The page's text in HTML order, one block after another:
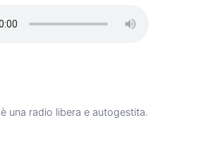
è una radio libera e autogestita.